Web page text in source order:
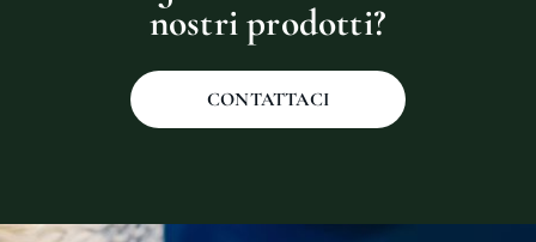
nostri prodotti?
CONTATTACI